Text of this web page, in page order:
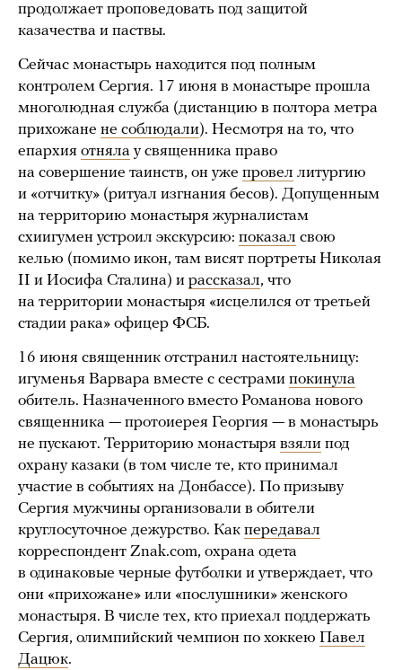
продолжает проповедовать под защитой
казачества и паствы.
Сейчас монастырь находится под полным
контролем Сергия. 17 июня в монастыре прошла
многолюдная служба (дистанцию в полтора метра
прихожане не соблюдали). Несмотря на то, что
епархия отняла у священника право
на совершение таинств, он уже провел литургию
и «отчитку» (ритуал изгнания бесов). Допущенным
на территорию монастыря журналистам
схиигумен устроил экскурсию: показал свою
келью (помимо икон, там висят портреты Николая
II и Иосифа Сталина) и рассказал, что
на территории монастыря «исцелился от третьей
стадии рака» офицер ФСБ.
16 июня священник отстранил настоятельницу:
игуменья Варвара вместе с сестрами покинула
обитель. Назначенного вместо Романова нового
священника — протоиерея Георгия — в монастырь
не пускают. Территорию монастыря взяли под
охрану казаки (в том числе те, кто принимал
участие в событиях на Донбассе). По призыву
Сергия мужчины организовали в обители
круглосуточное дежурство. Как передавал
корреспондент Znak.com, охрана одета
в одинаковые черные футболки и утверждает, что
они «прихожане» или «послушники» женского
монастыря. В числе тех, кто приехал поддержать
Сергия, олимпийский чемпион по хоккею Павел
Дацюк.